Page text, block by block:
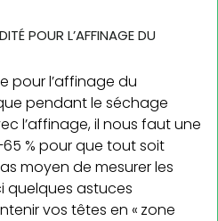
POUR L’AFFINAGE DU
pour l’affinage du
pendant le séchage
l’affinage, il nous faut une
% pour que tout soit
moyen de mesurer les
quelques astuces
vos têtes en « zone